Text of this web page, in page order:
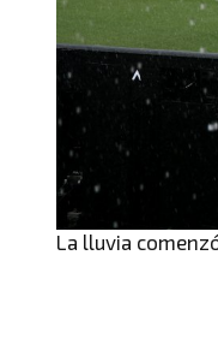
La lluvia